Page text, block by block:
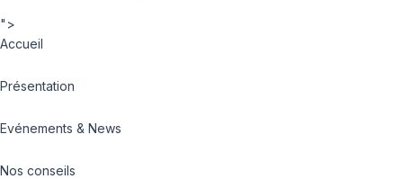
">
Accueil
Présentation
Evénements & News
Nos conseils